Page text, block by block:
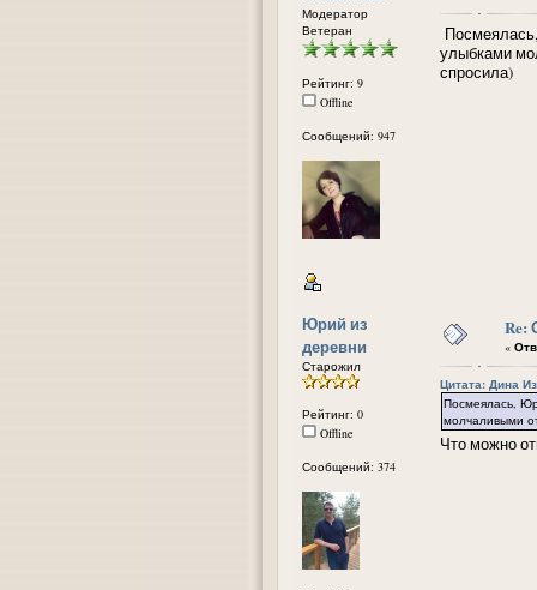
Модератор
Ветеран
Рейтинг: 9
Offline
Сообщений: 947
улыбками
спросила)
Юрий из
деревни
Старожил
Рейтинг: 0
Offline
Сообщений: 374
Re:
«
Цитата: Дина
Посмеялась,
молчаливыми
Что можно